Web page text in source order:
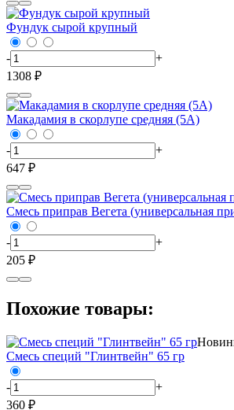
Фундук сырой крупный
-
+
1308 ₽
Макадамия в скорлупе средняя (5А)
-
+
647 ₽
Смесь приправ Вегета (универсальная
-
+
205 ₽
Похожие товары:
Смесь специй "Глинтвейн" 65 гр
-
+
360 ₽